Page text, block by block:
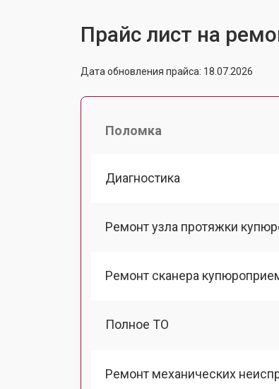
Прайс лист на
Дата обновления прайса: 18.07.2026
Поломка
Диагностика
Ремонт узла протяжки
Ремонт сканера
Полное ТО
Ремонт механических